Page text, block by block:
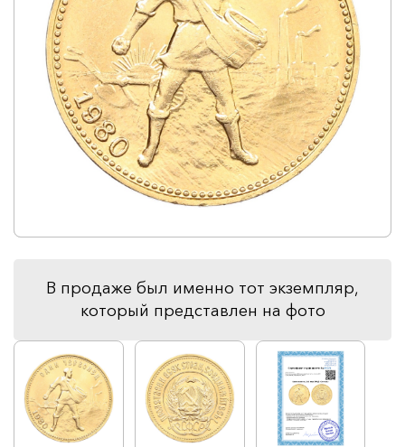
В продаже был именно тот экземпляр,
который представлен на фото